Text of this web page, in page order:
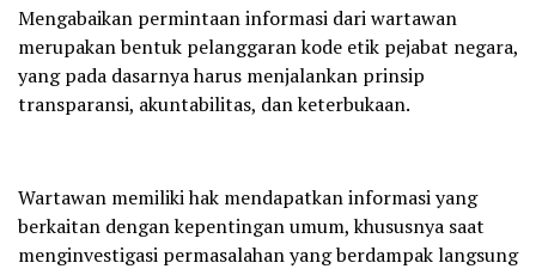
Mengabaikan permintaan informasi dari wartawan
merupakan bentuk pelanggaran kode etik pejabat negara,
yang pada dasarnya harus menjalankan prinsip
transparansi, akuntabilitas, dan keterbukaan.
Wartawan memiliki hak mendapatkan informasi yang
berkaitan dengan kepentingan umum, khususnya saat
menginvestigasi permasalahan yang berdampak langsung